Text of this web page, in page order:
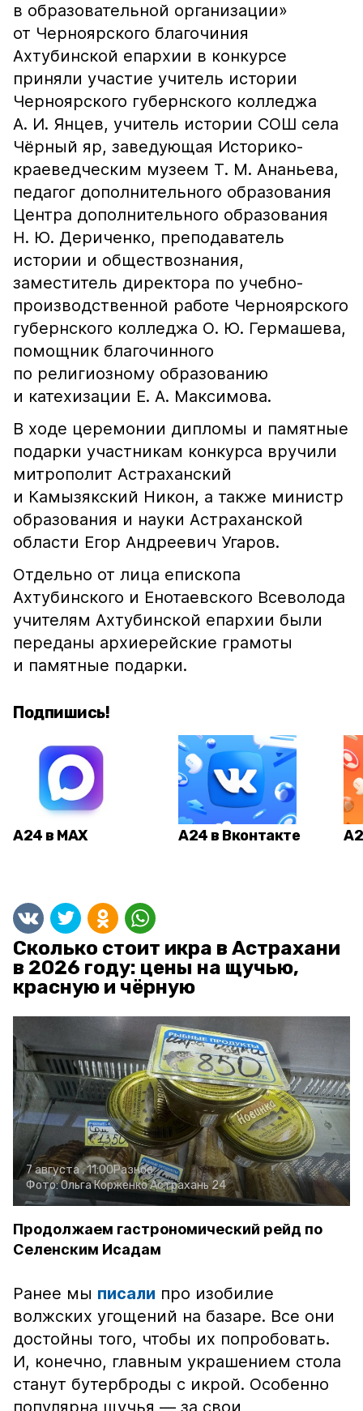
в образовательной организации»
от Черноярского благочиния
Ахтубинской епархии в конкурсе
приняли участие учитель истории
Черноярского губернского колледжа
А. И. Янцев, учитель истории СОШ села
Чёрный яр, заведующая Историко-
краеведческим музеем Т. М. Ананьева,
педагог дополнительного образования
Центра дополнительного образования
Н. Ю. Дериченко, преподаватель
истории и обществознания,
заместитель директора по учебно-
производственной работе Черноярского
губернского колледжа О. Ю. Гермашева,
помощник благочинного
по религиозному образованию
и катехизации Е. А. Максимова.
В ходе церемонии дипломы и памятные
подарки участникам конкурса вручили
митрополит Астраханский
и Камызякский Никон, а также министр
образования и науки Астраханской
области Егор Андреевич Угаров.
Отдельно от лица епископа
Ахтубинского и Енотаевского Всеволода
учителям Ахтубинской епархии были
переданы архиерейские грамоты
и памятные подарки.
Подпишись!
А24 в MAX А24 в Вконтакте
Сколько стоит икра в Астрахани
в 2026 году: цены на щучью,
красную и чёрную
7 августа , 11:00Разное
Фото:Ольга КорженкоАстрахань 24
Продолжаем гастрономический рейд по
Селенским Исадам
Ранее мы писали про изобилие
волжских угощений на базаре. Все они
достойны того, чтобы их попробовать.
И, конечно, главным украшением стола
станут бутерброды с икрой. Особенно
популярна щучья — за свои